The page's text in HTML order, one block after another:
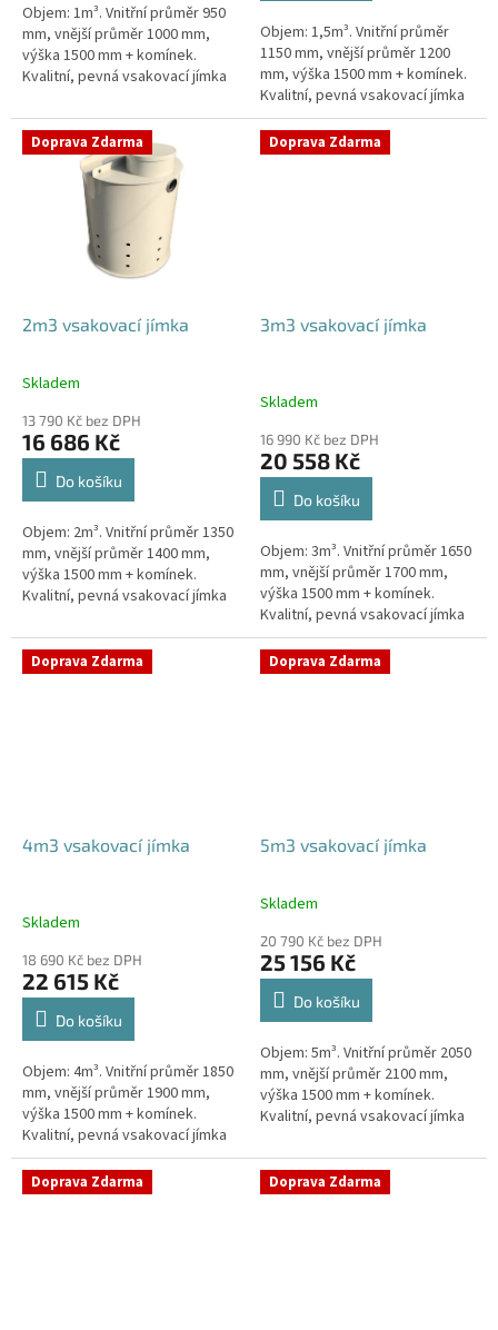
hvězdiček.
Objem: 1m³. Vnitřní průměr 950
mm, vnější průměr 1000 mm,
výška 1500 mm + komínek.
Kvalitní, pevná vsakovací jímka
obetonování Průměr přítoku a
odtoku +...
Objem: 1,5m³. Vnitřní průměr
1150 mm, vnější průměr 1200
mm, výška 1500 mm + komínek.
Kvalitní, pevná vsakovací jímka
(nádrž) bez potřeby
obetonování Průměr přítoku a
odtoku +...
Doprava Zdarma
2m3 vsakovací jímka
Průměrné
produktu
je
4,8
hvězdiček.
Skladem
13 790 Kč bez DPH
16 686 Kč
Do košíku
Objem: 2m³. Vnitřní průměr 1350
mm, vnější průměr 1400 mm,
výška 1500 mm + komínek.
Kvalitní, pevná vsakovací jímka
obetonování Průměr přítoku a
odtoku +...
Doprava Zdarma
3m3 vsakovací jímka
Skladem
16 990 Kč bez DPH
20 558 Kč
Do košíku
Objem: 3m³. Vnitřní průměr 1650
mm, vnější průměr 1700 mm,
výška 1500 mm + komínek.
Kvalitní, pevná vsakovací jímka
(nádrž) bez potřeby
obetonování Průměr přítoku a
odtoku +...
Doprava Zdarma
4m3 vsakovací jímka
Skladem
18 690 Kč bez DPH
22 615 Kč
Do košíku
Objem: 4m³. Vnitřní průměr 1850
mm, vnější průměr 1900 mm,
výška 1500 mm + komínek.
Kvalitní, pevná vsakovací jímka
(nádrž) bez potřeby
obetonování Průměr přítoku a
odtoku +...
Doprava Zdarma
5m3 vsakovací jímka
Průměrné
produktu
je
5,0
hvězdiček.
Skladem
20 790 Kč bez DPH
25 156 Kč
Do košíku
Objem: 5m³. Vnitřní průměr 2050
mm, vnější průměr 2100 mm,
výška 1500 mm + komínek.
Kvalitní, pevná vsakovací jímka
obetonování Průměr přítoku a
odtoku +...
Doprava Zdarma Doprava Zdarma